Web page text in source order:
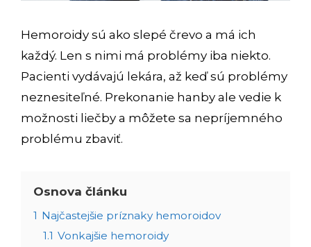
Hemoroidy sú ako slepé črevo a má ich
každý. Len s nimi má problémy iba niekto.
Pacienti vydávajú lekára, až keď sú problémy
neznesiteľné. Prekonanie hanby ale vedie k
možnosti liečby a môžete sa nepríjemného
problému zbaviť.
Osnova článku
1 Najčastejšie príznaky hemoroidov
1.1 Vonkajšie hemoroidy